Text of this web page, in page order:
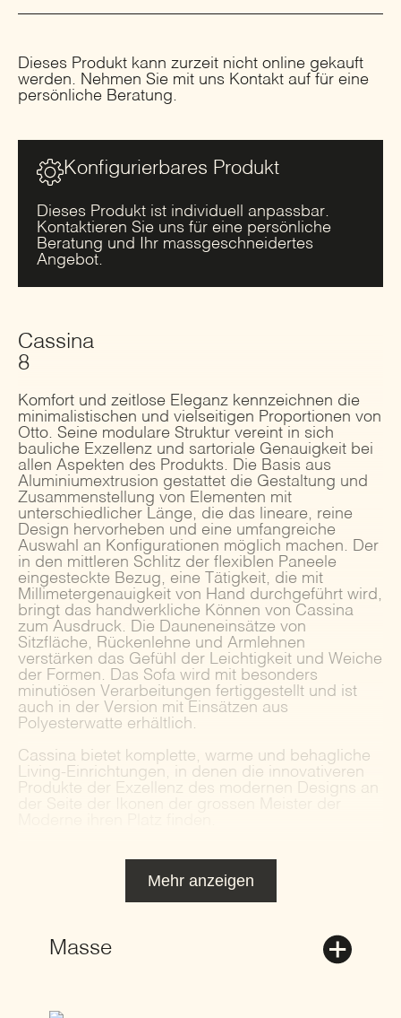
Dieses Produkt kann zurzeit nicht online gekauft
werden. Nehmen Sie mit uns Kontakt auf für eine
persönliche Beratung.
Konfigurierbares Produkt
Dieses Produkt ist individuell anpassbar.
Kontaktieren Sie uns für eine persönliche
Beratung und Ihr massgeschneidertes
Angebot.
Cassina
8
Komfort und zeitlose Eleganz kennzeichnen die
minimalistischen und vielseitigen Proportionen von
Otto.‎ Seine modulare Struktur vereint in sich
bauliche Exzellenz und sartoriale Genauigkeit bei
allen Aspekten des Produkts.‎ Die Basis aus
Aluminiumextrusion gestattet die Gestaltung und
Zusammenstellung von Elementen mit
unterschiedlicher Länge, die das lineare, reine
Design hervorheben und eine umfangreiche
Auswahl an Konfigurationen möglich machen.‎ Der
in den mittleren Schlitz der flexiblen Paneele
eingesteckte Bezug, eine Tätigkeit, die mit
Millimetergenauigkeit von Hand durchgeführt wird,
bringt das handwerkliche Können von Cassina
zum Ausdruck.‎ Die Dauneneinsätze von
Sitzfläche, Rückenlehne und Armlehnen
verstärken das Gefühl der Leichtigkeit und Weiche
der Formen.‎ Das Sofa wird mit besonders
minutiösen Verarbeitungen fertiggestellt und ist
auch in der Version mit Einsätzen aus
Polyesterwatte erhältlich.‎
Cassina bietet komplette, warme und behagliche
Living-Einrichtungen, in denen die innovativeren
Produkte der Exzellenz des modernen Designs an
Mehr anzeigen
Masse